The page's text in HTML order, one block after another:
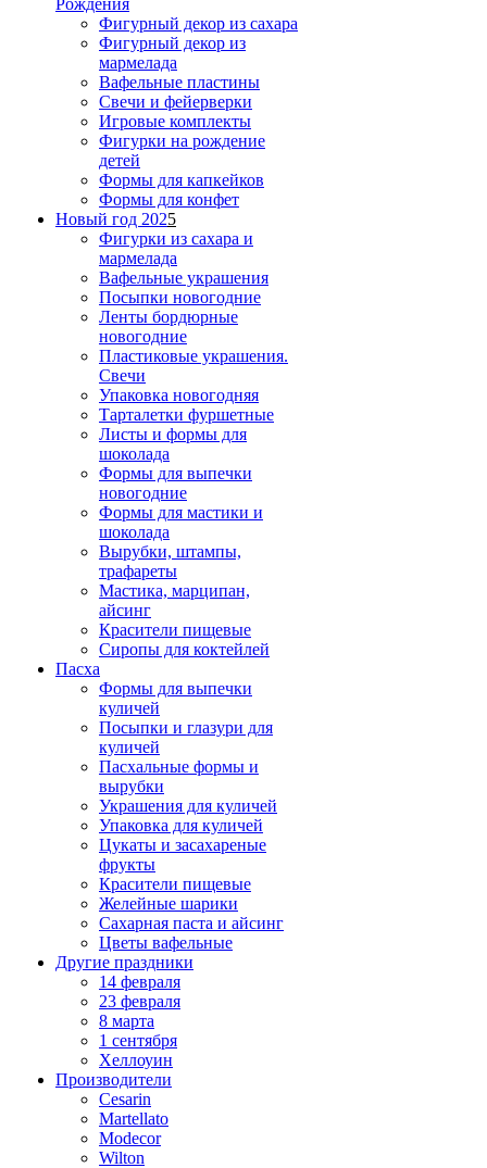
Фигурный декор из сахара
Фигурный декор из
мармелада
Вафельные пластины
Свечи и фейерверки
Игровые комплекты
Фигурки на рождение
детей
Формы для капкейков
Формы для конфет
Новый год 2025
Фигурки из сахара и
мармелада
Вафельные украшения
Посыпки новогодние
Ленты бордюрные
новогодние
Пластиковые украшения.
Свечи
Упаковка новогодняя
Тарталетки фуршетные
Листы и формы для
шоколада
Формы для выпечки
новогодние
Формы для мастики и
шоколада
Вырубки, штампы,
трафареты
Мастика, марципан,
айсинг
Красители пищевые
Сиропы для коктейлей
Пасха
Формы для выпечки
куличей
Посыпки и глазури для
куличей
Пасхальные формы и
вырубки
Украшения для куличей
Упаковка для куличей
Цукаты и засахареные
фрукты
Красители пищевые
Желейные шарики
Сахарная паста и айсинг
Цветы вафельные
Другие праздники
14 февраля
23 февраля
8 марта
1 сентября
Хеллоуин
Производители
Cesarin
Martellato
Modecor
Wilton